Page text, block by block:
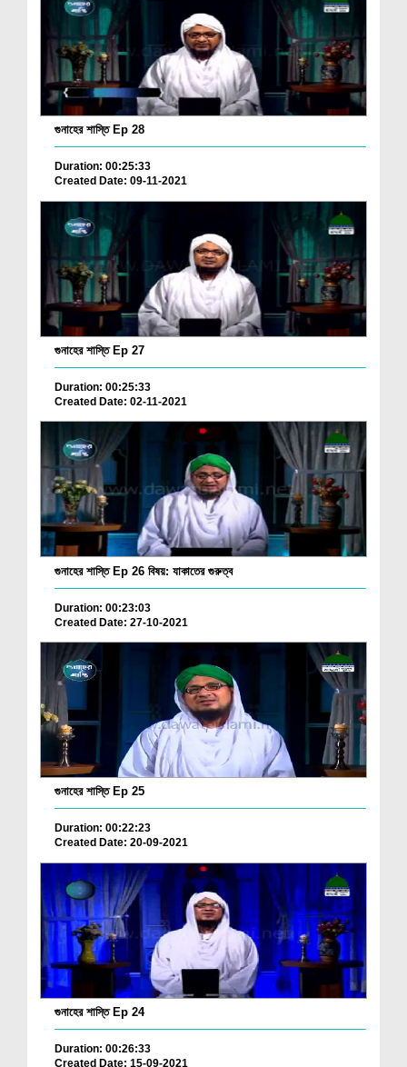
গুনাহের শাস্তি Ep 28
Duration: 00:25:33
Created Date: 09-11-2021
গুনাহের শাস্তি Ep 27
Duration: 00:25:33
Created Date: 02-11-2021
গুনাহের শাস্তি Ep 26 বিষয়: যাকাতের গুরুত্ব
Duration: 00:23:03
Created Date: 27-10-2021
গুনাহের শাস্তি Ep 25
Duration: 00:22:23
Created Date: 20-09-2021
গুনাহের শাস্তি Ep 24
Duration: 00:26:33
Created Date: 15-09-2021